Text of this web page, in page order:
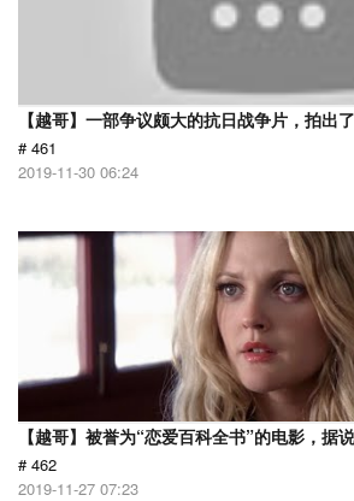
【越哥】一部争议颇大的抗日战争片，拍出
# 461
2019-11-30 06:24
【越哥】被誉为“恋爱百科全书”的电影，据
# 462
2019-11-27 07:23